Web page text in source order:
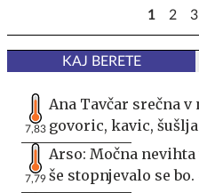
1 2 3
KAJ BERETE
7,83
Ana Tavčar srečna
govoric, kavic,
7,79
Arso: Močna
še stopnjevalo se